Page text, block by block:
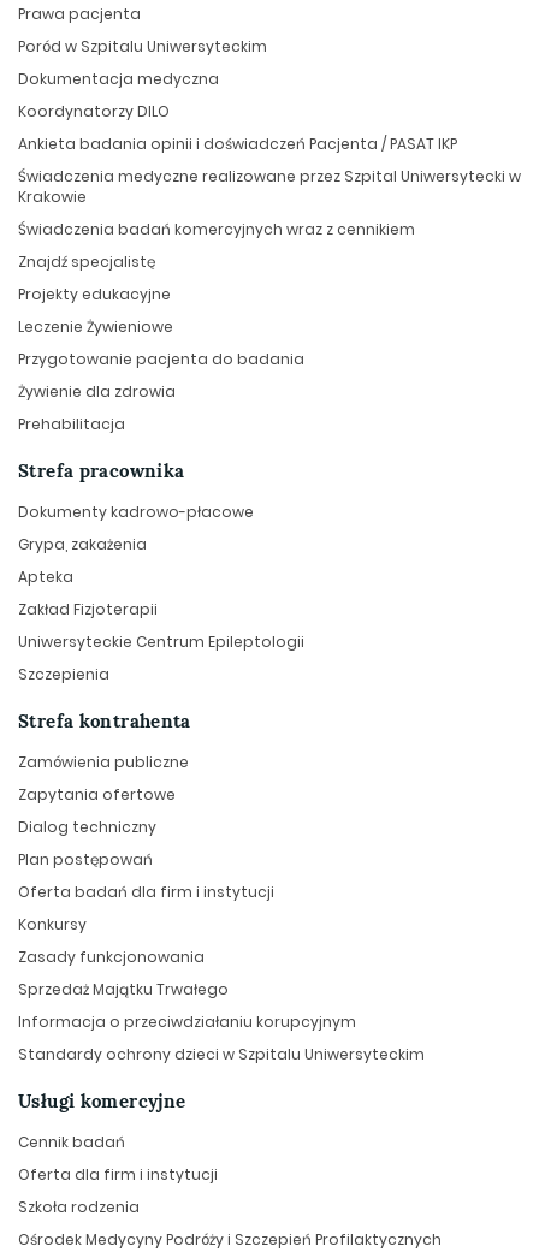
Prawa pacjenta
Poród w Szpitalu Uniwersyteckim
Dokumentacja medyczna
Koordynatorzy DILO
Ankieta badania opinii i doświadczeń Pacjenta / PASAT IKP
Świadczenia medyczne realizowane przez Szpital Uniwersytecki w
Krakowie
Świadczenia badań komercyjnych wraz z cennikiem
Znajdź specjalistę
Projekty edukacyjne
Leczenie Żywieniowe
Przygotowanie pacjenta do badania
Żywienie dla zdrowia
Prehabilitacja
Strefa pracownika
Dokumenty kadrowo-płacowe
Grypa, zakażenia
Apteka
Zakład Fizjoterapii
Uniwersyteckie Centrum Epileptologii
Szczepienia
Strefa kontrahenta
Zamówienia publiczne
Zapytania ofertowe
Dialog techniczny
Plan postępowań
Oferta badań dla firm i instytucji
Konkursy
Zasady funkcjonowania
Sprzedaż Majątku Trwałego
Informacja o przeciwdziałaniu korupcyjnym
Standardy ochrony dzieci w Szpitalu Uniwersyteckim
Usługi komercyjne
Cennik badań
Oferta dla firm i instytucji
Szkoła rodzenia
Ośrodek Medycyny Podróży i Szczepień Profilaktycznych